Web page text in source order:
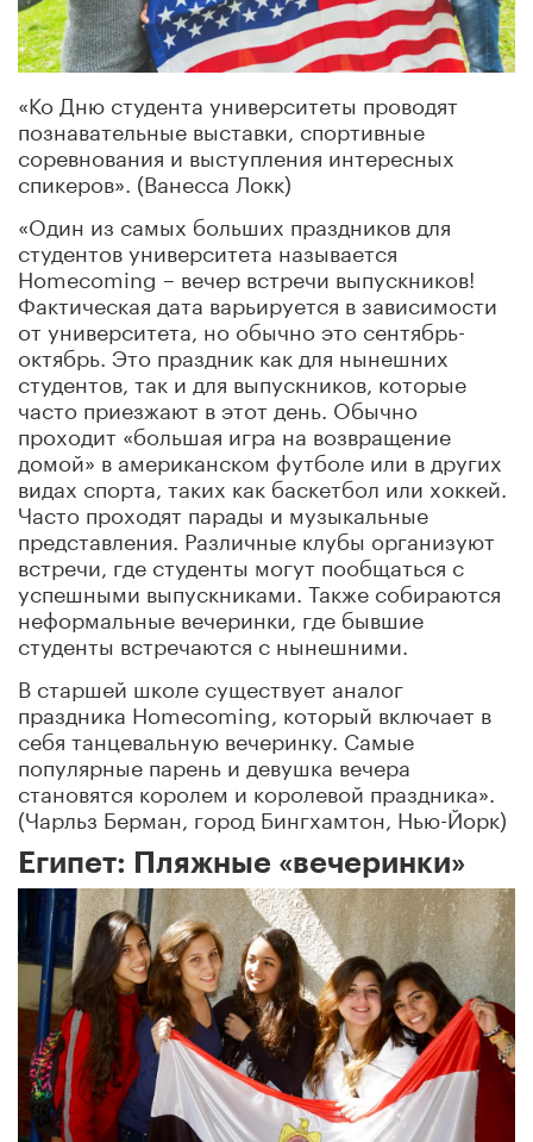
«Ко Дню студента университеты проводят
познавательные выставки, спортивные
соревнования и выступления интересных
спикеров». (Ванесса Локк)
«Один из самых больших праздников для
студентов университета называется
Homecoming – вечер встречи выпускников!
Фактическая дата варьируется в зависимости
от университета, но обычно это сентябрь-
октябрь. Это праздник как для нынешних
студентов, так и для выпускников, которые
часто приезжают в этот день. Обычно
проходит «большая игра на возвращение
домой» в американском футболе или в других
видах спорта, таких как баскетбол или хоккей.
Часто проходят парады и музыкальные
представления. Различные клубы организуют
встречи, где студенты могут пообщаться с
успешными выпускниками. Также собираются
неформальные вечеринки, где бывшие
студенты встречаются с нынешними.
В старшей школе существует аналог
праздника Homecoming, который включает в
себя танцевальную вечеринку. Самые
популярные парень и девушка вечера
становятся королем и королевой праздника».
(Чарльз Берман, город Бингхамтон, Нью-Йорк)
Египет: Пляжные «вечеринки»